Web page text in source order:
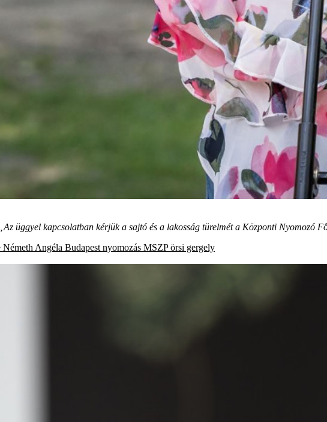
„Az üggyel kapcsolatban kérjük a sajtó és a lakosság türelmét a Központi Nyomozó
Németh Angéla Budapest nyomozás MSZP örsi gergely